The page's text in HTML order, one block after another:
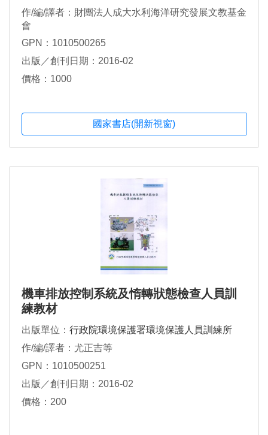
作/編/譯者：財團法人成大水利海洋研究發展文教基金
會
GPN：1010500265
出版／創刊日期：2016-02
價格：1000
國家書店(開新視窗)
機車排放控制系統及惰轉狀態檢查人員訓
練教材
出版單位： 行政院環境保護署環境保護人員訓練所
作/編/譯者：尤正吉等
GPN：1010500251
出版／創刊日期：2016-02
價格：200